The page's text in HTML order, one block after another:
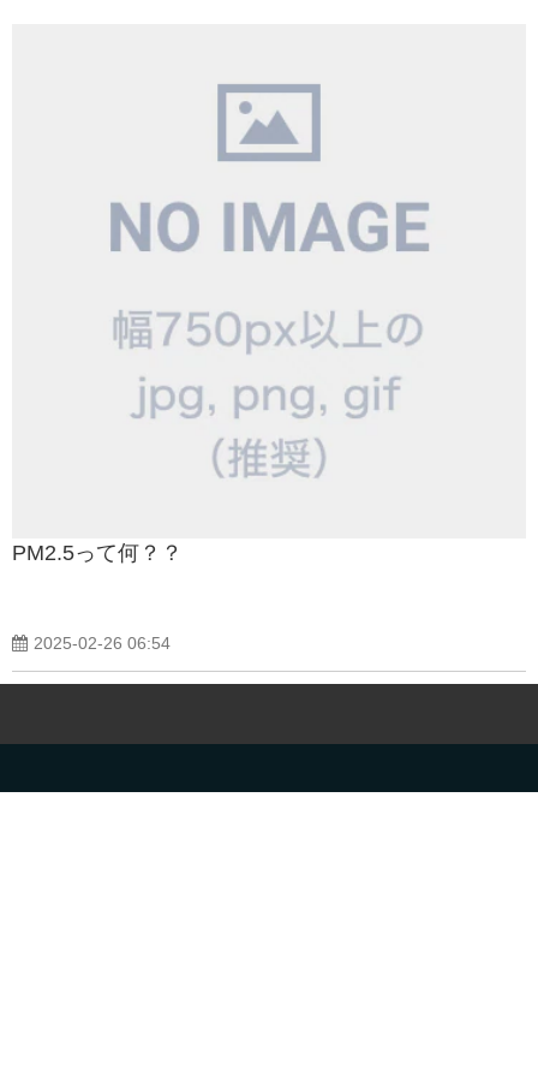
PM2.5って何？？
2025-02-26 06:54